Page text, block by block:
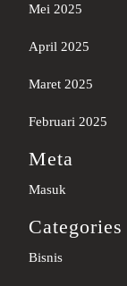
Mei 2025
April 2025
Maret 2025
Februari 2025
Meta
Masuk
Categories
Bisnis